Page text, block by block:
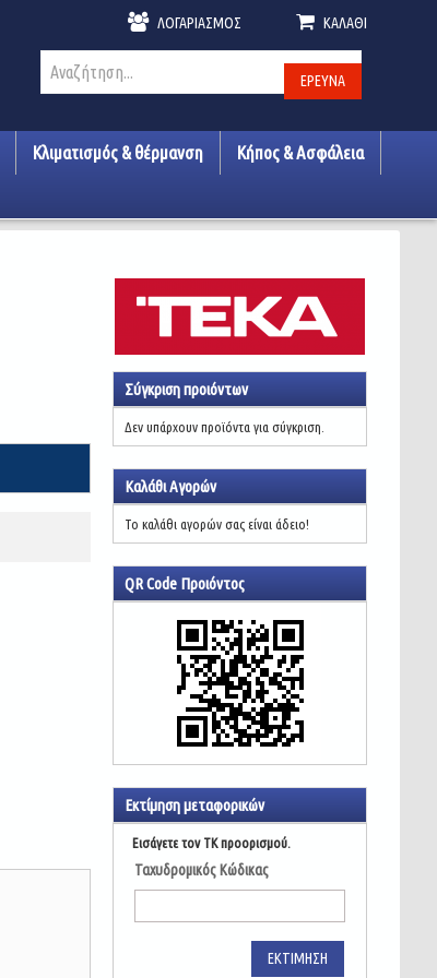
ΛΟΓΑΡΙΑΣΜΌΣ ΚΑΛΆΘΙ
ΈΡΕΥΝΑ
Κλιματισμός & θέρμανση Κήπος & Ασφάλεια
Σύγκριση προιόντων
Δεν υπάρχουν προϊόντα για σύγκριση.
Καλάθι Αγορών
Το καλάθι αγορών σας είναι άδειο!
QR Code Προιόντος
Εκτίμηση μεταφορικών
Εισάγετε τον ΤΚ προορισμού.
Ταχυδρομικός Κώδικας
ΕΚΤΊΜΗΣΗ